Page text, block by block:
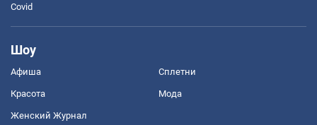
Covid
Шоу
Афиша Сплетни
Красота Мода
Женский Журнал